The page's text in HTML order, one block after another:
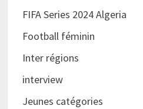
FIFA Series 2024 Algeria
Football féminin
Inter régions
interview
Jeunes catégories